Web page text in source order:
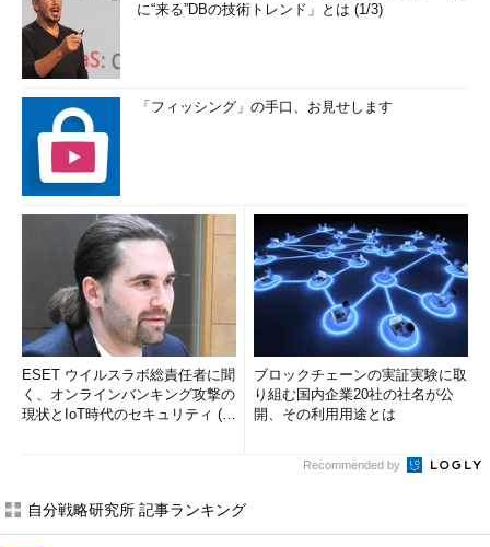
に“来る”DBの技術トレンド」とは (1/3)
「フィッシング」の手口、お見せします
ESET ウイルスラボ総責任者に聞
く、オンラインバンキング攻撃の
現状とIoT時代のセキュリティ (1/
ブロックチェーンの実証実験に取
り組む国内企業20社の社名が公
開、その利用用途とは
Recommended by
自分戦略研究所 記事ランキング